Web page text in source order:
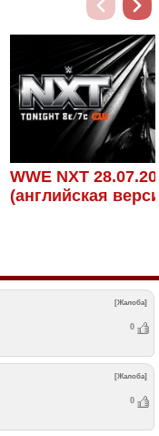
WWE NXT
(английская
[Жалоба]
0
[Жалоба]
0